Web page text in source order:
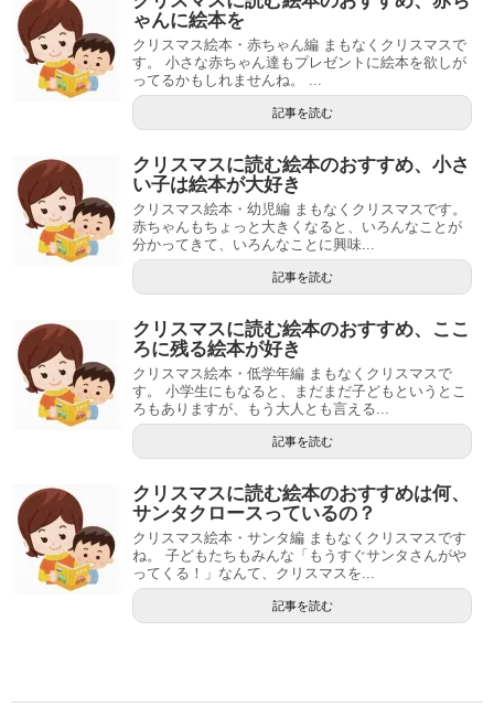
ゃんに絵本を
クリスマス絵本・赤ちゃん編 まもなくクリスマスで
す。 小さな赤ちゃん達もプレゼントに絵本を欲しが
ってるかもしれませんね。 ...
記事を読む
クリスマスに読む絵本のおすすめ、小さ
い子は絵本が大好き
クリスマス絵本・幼児編 まもなくクリスマスです。
赤ちゃんもちょっと大きくなると、いろんなことが
分かってきて、いろんなことに興味...
記事を読む
クリスマスに読む絵本のおすすめ、ここ
ろに残る絵本が好き
クリスマス絵本・低学年編 まもなくクリスマスで
す。 小学生にもなると、まだまだ子どもというとこ
ろもありますが、もう大人とも言える...
記事を読む
クリスマスに読む絵本のおすすめは何、
サンタクロースっているの？
クリスマス絵本・サンタ編 まもなくクリスマスです
ね。 子どもたちもみんな「もうすぐサンタさんがや
ってくる！」なんて、クリスマスを...
記事を読む